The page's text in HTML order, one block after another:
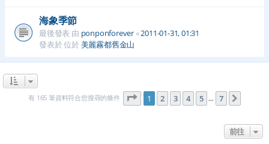
海象季節
最後發表 由 ponponforever«2011-01-31, 01:31
發表於 位於 美麗霧都舊金山
有 165 筆資料符合您搜尋的條件 1 頁 (共 7 頁)
1 2 3 4 5 … 7
前往